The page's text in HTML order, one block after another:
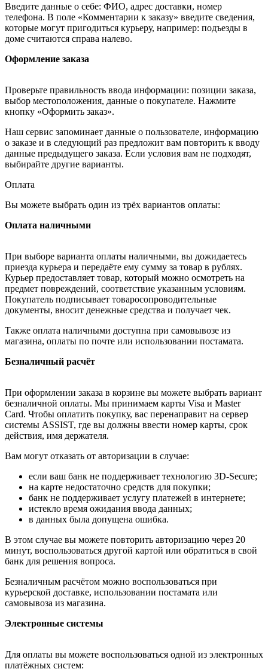
Введите данные о себе: ФИО, адрес доставки, номер
телефона. В поле «Комментарии к заказу» введите сведения,
которые могут пригодиться курьеру, например: подъезды в
доме считаются справа налево.
Оформление заказа
Проверьте правильность ввода информации: позиции заказа,
выбор местоположения, данные о покупателе. Нажмите
кнопку «Оформить заказ».
Наш сервис запоминает данные о пользователе, информацию
о заказе и в следующий раз предложит вам повторить к вводу
данные предыдущего заказа. Если условия вам не подходят,
выбирайте другие варианты.
Оплата
Вы можете выбрать один из трёх вариантов оплаты:
Оплата наличными
При выборе варианта оплаты наличными, вы дожидаетесь
приезда курьера и передаёте ему сумму за товар в рублях.
Курьер предоставляет товар, который можно осмотреть на
предмет повреждений, соответствие указанным условиям.
Покупатель подписывает товаросопроводительные
документы, вносит денежные средства и получает чек.
Также оплата наличными доступна при самовывозе из
магазина, оплаты по почте или использовании постамата.
Безналичный расчёт
При оформлении заказа в корзине вы можете выбрать вариант
безналичной оплаты. Мы принимаем карты Visa и Master
Card. Чтобы оплатить покупку, вас перенаправит на сервер
системы ASSIST, где вы должны ввести номер карты, срок
действия, имя держателя.
Вам могут отказать от авторизации в случае:
если ваш банк не поддерживает технологию 3D-Secure;
на карте недостаточно средств для покупки;
банк не поддерживает услугу платежей в интернете;
истекло время ожидания ввода данных;
в данных была допущена ошибка.
В этом случае вы можете повторить авторизацию через 20
минут, воспользоваться другой картой или обратиться в свой
банк для решения вопроса.
Безналичным расчётом можно воспользоваться при
курьерской доставке, использовании постамата или
самовывоза из магазина.
Электронные системы
Для оплаты вы можете воспользоваться одной из электронных
платёжных систем: